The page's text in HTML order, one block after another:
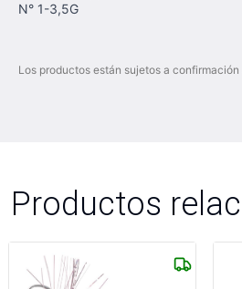
N° 1-3,5G
Los productos están sujetos a
Productos